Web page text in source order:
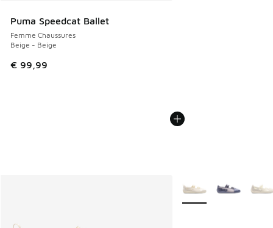
Puma Speedcat Ballet
Femme Chaussures
Beige - Beige
€ 99,99
Plus de couleurs